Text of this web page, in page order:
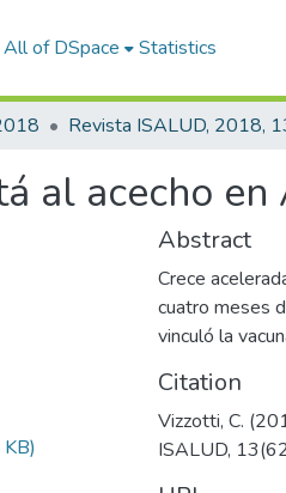
All of DSpace Statistics
al acecho
Abstract
Crece
cuatro meses
vinculó la
Citation
Vizzotti, C.
ISALUD,